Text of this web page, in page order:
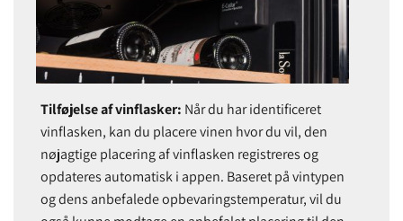
Tilføjelse af vinflasker: Når du har identificeret
vinflasken, kan du placere vinen hvor du vil, den
nøjagtige placering af vinflasken registreres og
opdateres automatisk i appen. Baseret på vintypen
og dens anbefalede opbevaringstemperatur, vil du